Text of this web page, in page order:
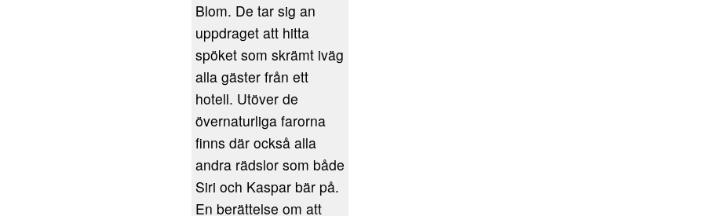
Blom. De tar sig an
uppdraget att hitta
spöket som skrämt iväg
alla gäster från ett
hotell. Utöver de
övernaturliga farorna
finns där också alla
andra rädslor som både
Siri och Kaspar bär på.
En berättelse om att